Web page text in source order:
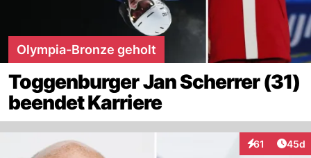
Olympia-Bronze geholt
Toggenburger Jan Scherrer (31)
beendet Karriere
61
Interaktionen
45d